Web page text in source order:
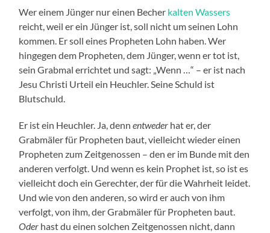
Wer einem Jünger nur einen Becher kalten Wassers
reicht, weil er ein Jünger ist, soll nicht um seinen Lohn
kommen. Er soll eines Propheten Lohn haben. Wer
hingegen dem Propheten, dem Jünger, wenn er tot ist,
sein Grabmal errichtet und sagt: „Wenn …“ – er ist nach
Jesu Christi Urteil ein Heuchler. Seine Schuld ist
Blutschuld.
Er ist ein Heuchler. Ja, dennentweder hat er, der
Grabmäler für Propheten baut, vielleicht wieder einen
Propheten zum Zeitgenossen – den er im Bunde mit den
anderen verfolgt. Und wenn es kein Prophet ist, so ist es
vielleicht doch ein Gerechter, der für die Wahrheit leidet.
Und wie von den anderen, so wird er auch von ihm
verfolgt, von ihm, der Grabmäler für Propheten baut.
Oder hast du einen solchen Zeitgenossen nicht, dann